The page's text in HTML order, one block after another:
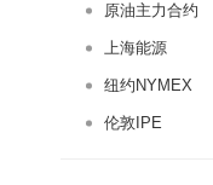
原油主力合约
上海能源
纽约NYMEX
伦敦IPE